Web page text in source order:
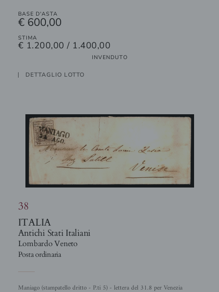
BASE D'ASTA
€ 600,00
STIMA
€ 1.200,00 / 1.400,00
INVENDUTO
DETTAGLIO LOTTO
38
ITALIA
Antichi Stati Italiani
Lombardo Veneto
Posta ordinaria
Maniago (stampatello dritto - P.ti 5) - lettera del 31.8 per Venezia